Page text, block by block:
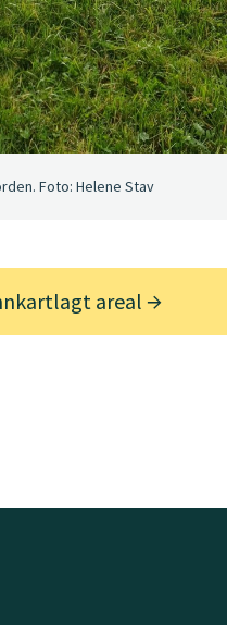
Foto: Helene Stav
areal